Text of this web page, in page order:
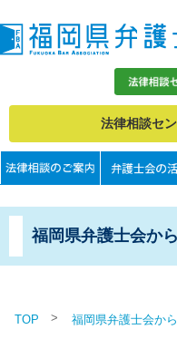
法律相談セ
福岡県弁護士会か
TOP > 福岡県弁護士会か